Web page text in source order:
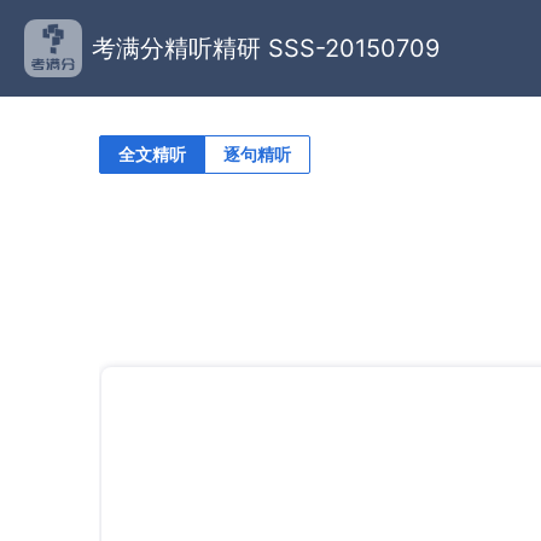
考满分精听精研 SSS-20150709
全文精听 逐句精听